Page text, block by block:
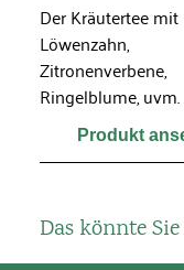
Das könnte
Der Kräutertee mit
Löwenzahn,
Zitronenverbene,
Ringelblume, uvm.
Produkt